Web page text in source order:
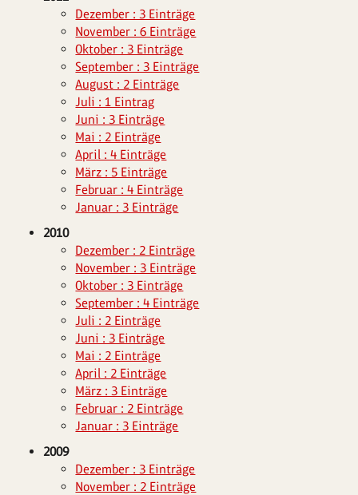
Dezember : 3 Einträge
November : 6 Einträge
Oktober : 3 Einträge
September : 3 Einträge
August : 2 Einträge
Juli : 1 Eintrag
Juni : 3 Einträge
Mai : 2 Einträge
April : 4 Einträge
März : 5 Einträge
Februar : 4 Einträge
Januar : 3 Einträge
2010
Dezember : 2 Einträge
November : 3 Einträge
Oktober : 3 Einträge
September : 4 Einträge
Juli : 2 Einträge
Juni : 3 Einträge
Mai : 2 Einträge
April : 2 Einträge
März : 3 Einträge
Februar : 2 Einträge
Januar : 3 Einträge
2009
Dezember : 3 Einträge
November : 2 Einträge